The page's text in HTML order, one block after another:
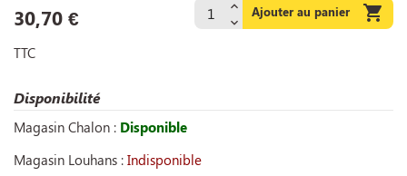
30,70 € Ajouter au panier 
TTC
Disponibilité
Magasin Chalon : Disponible
Magasin Louhans : Indisponible